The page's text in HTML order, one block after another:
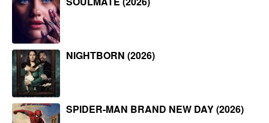
NIGHTBORN (2026)
SPIDER-MAN BRAND NEW DAY (2026)